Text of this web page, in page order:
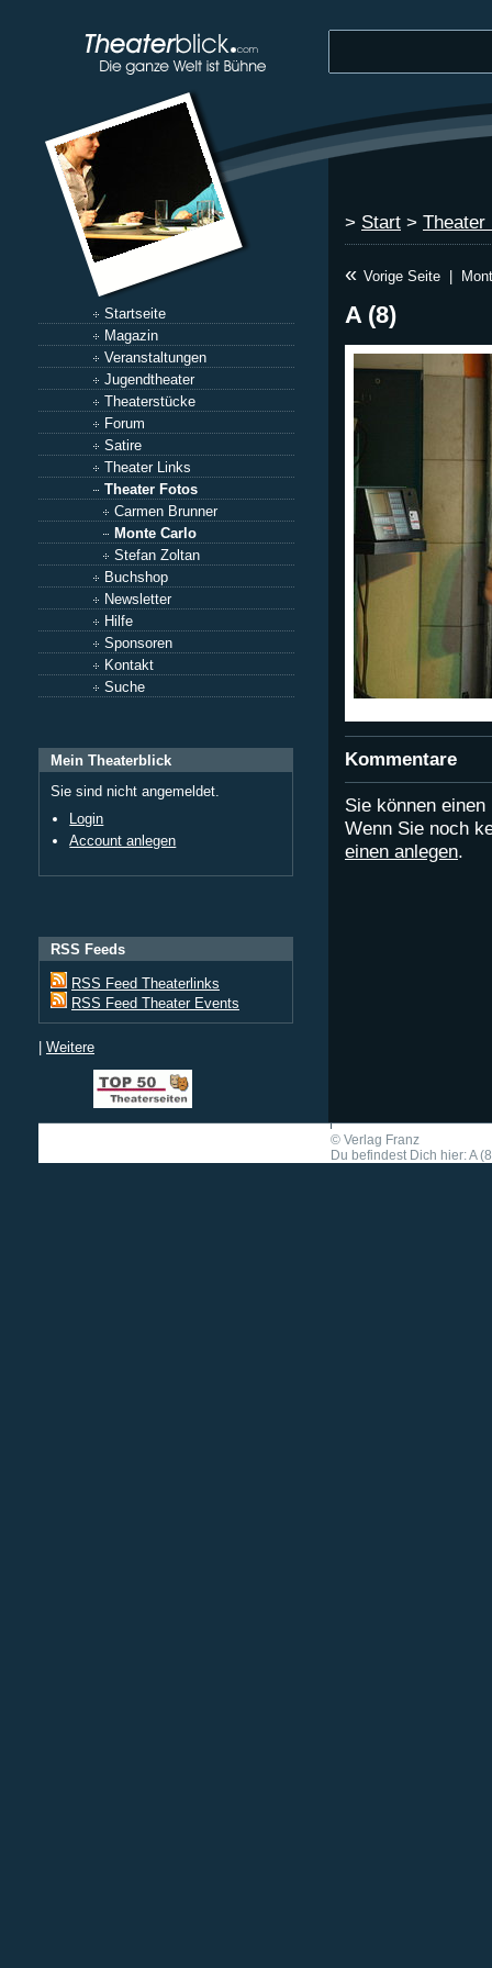
Startseite
Magazin
Veranstaltungen
Jugendtheater
Theaterstücke
Forum
Satire
Theater Links
Theater Fotos
Carmen Brunner
Monte Carlo
Stefan Zoltan
Buchshop
Newsletter
Hilfe
Sponsoren
Kontakt
Suche
Mein Theaterblick
Sie sind nicht angemeldet.
Login
Account anlegen
RSS Feeds
RSS Feed Theaterlinks
RSS Feed Theater Events
| Weitere
> Start > Theater
« Vorige Seite
A (8)
Kommentare
Sie können
Wenn Sie noch
einen anlegen.
© Verlag Franz
Du befindest Dich hier: A